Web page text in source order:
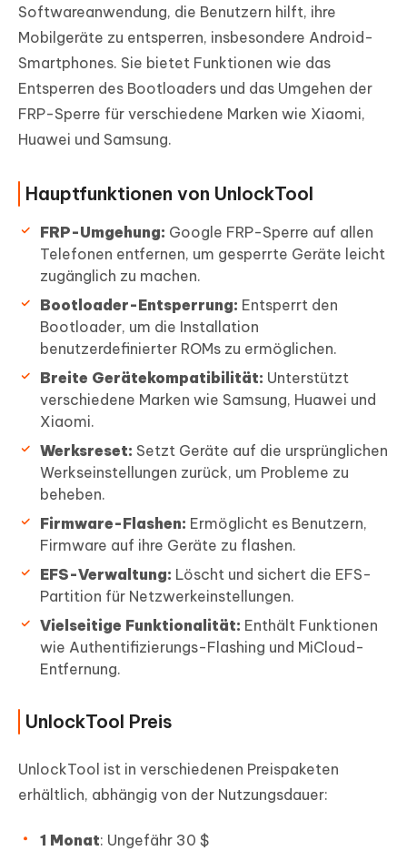
Softwareanwendung, die Benutzern hilft, ihre
Mobilgeräte zu entsperren, insbesondere Android-
Smartphones. Sie bietet Funktionen wie das
Entsperren des Bootloaders und das Umgehen der
FRP-Sperre für verschiedene Marken wie Xiaomi,
Huawei und Samsung.
Hauptfunktionen von UnlockTool
FRP-Umgehung: Google FRP-Sperre auf allen
Telefonen entfernen, um gesperrte Geräte leicht
zugänglich zu machen.
Bootloader-Entsperrung: Entsperrt den
Bootloader, um die Installation
benutzerdefinierter ROMs zu ermöglichen.
Breite Gerätekompatibilität: Unterstützt
verschiedene Marken wie Samsung, Huawei und
Xiaomi.
Werksreset: Setzt Geräte auf die ursprünglichen
Werkseinstellungen zurück, um Probleme zu
beheben.
Firmware-Flashen: Ermöglicht es Benutzern,
Firmware auf ihre Geräte zu flashen.
EFS-Verwaltung: Löscht und sichert die EFS-
Partition für Netzwerkeinstellungen.
Vielseitige Funktionalität: Enthält Funktionen
wie Authentifizierungs-Flashing und MiCloud-
Entfernung.
UnlockTool Preis
UnlockTool ist in verschiedenen Preispaketen
erhältlich, abhängig von der Nutzungsdauer:
1 Monat: Ungefähr 30 $